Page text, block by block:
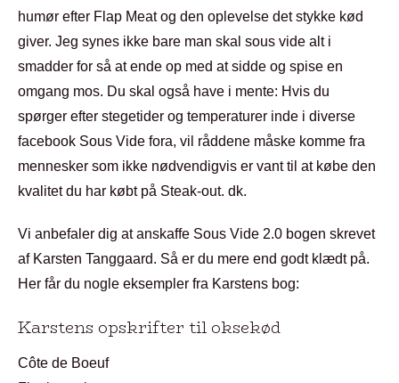
humør efter Flap Meat og den oplevelse det stykke kød
giver. Jeg synes ikke bare man skal sous vide alt i
smadder for så at ende op med at sidde og spise en
omgang mos. Du skal også have i mente: Hvis du
spørger efter stegetider og temperaturer inde i diverse
facebook Sous Vide fora, vil råddene måske komme fra
mennesker som ikke nødvendigvis er vant til at købe den
kvalitet du har købt på Steak-out. dk.
Vi anbefaler dig at anskaffe Sous Vide 2.0 bogen skrevet
af Karsten Tanggaard. Så er du mere end godt klædt på.
Her får du nogle eksempler fra Karstens bog:
Karstens opskrifter til oksekød
Côte de Boeuf